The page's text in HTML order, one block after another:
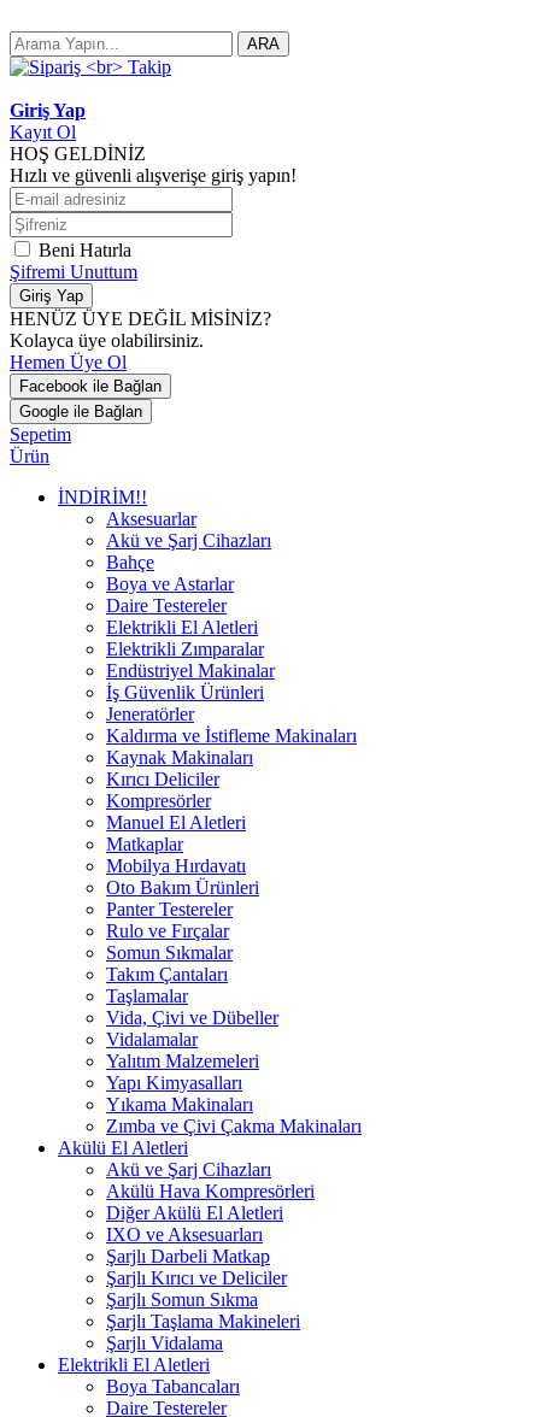
ARA
Giriş Yap
Kayıt Ol
HOŞ GELDİNİZ
Hızlı ve güvenli alışverişe giriş yapın!
Beni Hatırla
Şifremi Unuttum
Giriş Yap
HENÜZ ÜYE DEĞİL MİSİNİZ?
Kolayca üye olabilirsiniz.
Hemen Üye Ol
Facebook ile Bağlan
Google ile Bağlan
Sepetim
Ürün
İNDİRİM!!
Aksesuarlar
Akü ve Şarj Cihazları
Bahçe
Boya ve Astarlar
Daire Testereler
Elektrikli El Aletleri
Elektrikli Zımparalar
Endüstriyel Makinalar
İş Güvenlik Ürünleri
Jeneratörler
Kaldırma ve İstifleme Makinaları
Kaynak Makinaları
Kırıcı Deliciler
Kompresörler
Manuel El Aletleri
Matkaplar
Mobilya Hırdavatı
Oto Bakım Ürünleri
Panter Testereler
Rulo ve Fırçalar
Somun Sıkmalar
Takım Çantaları
Taşlamalar
Vida, Çivi ve Dübeller
Vidalamalar
Yalıtım Malzemeleri
Yapı Kimyasalları
Yıkama Makinaları
Zımba ve Çivi Çakma Makinaları
Akülü El Aletleri
Akü ve Şarj Cihazları
Akülü Hava Kompresörleri
Diğer Akülü El Aletleri
IXO ve Aksesuarları
Şarjlı Darbeli Matkap
Şarjlı Kırıcı ve Deliciler
Şarjlı Somun Sıkma
Şarjlı Taşlama Makineleri
Şarjlı Vidalama
Elektrikli El Aletleri
Boya Tabancaları
Daire Testereler